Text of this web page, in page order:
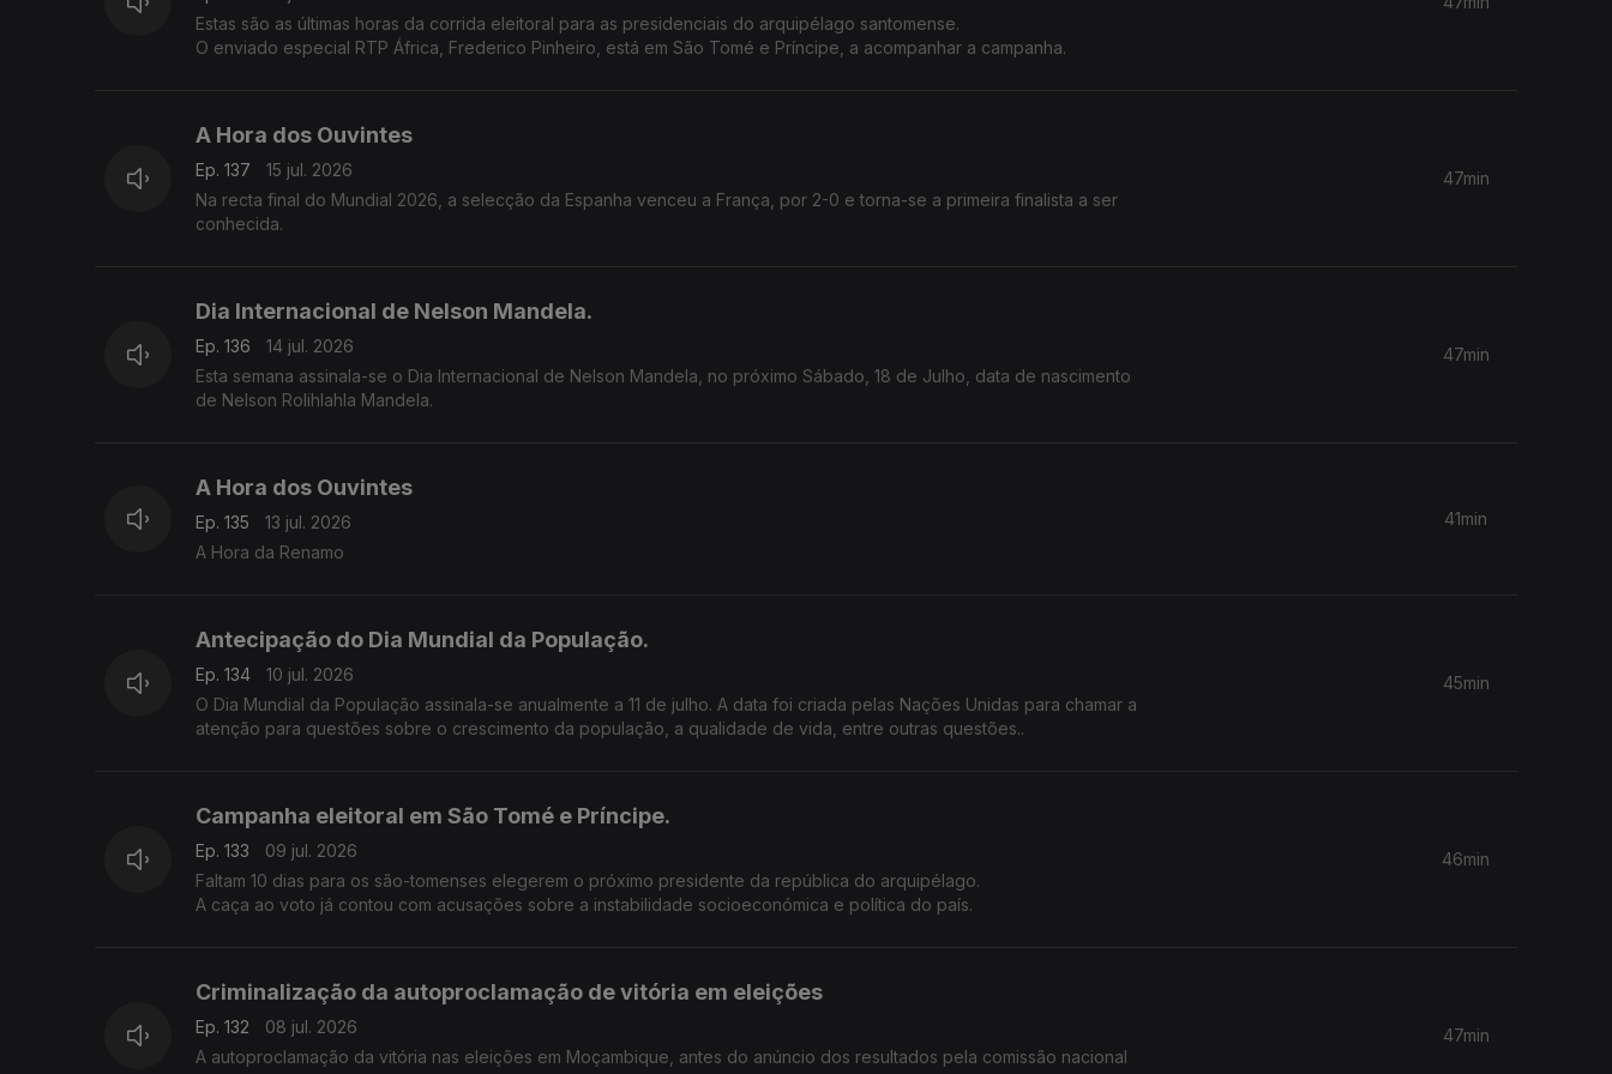
Estas são as últimas horas da corrida eleitoral para as presidenciais do arquipélago santomense.
O enviado especial RTP África, Frederico Pinheiro, está em São Tomé e Príncipe, a acompanhar a campanha.
A Hora dos Ouvintes
Ep. 137
15 jul. 2026
Na recta final do Mundial 2026, a selecção da Espanha venceu a França, por 2-0 e torna-se a primeira finalista a ser
conhecida.
47min
Dia Internacional de Nelson Mandela.
Ep. 136
14 jul. 2026
Esta semana assinala-se o Dia Internacional de Nelson Mandela, no próximo Sábado, 18 de Julho, data de nascimento
de Nelson Rolihlahla Mandela.
47min
A Hora dos Ouvintes
Ep. 135
13 jul. 2026
A Hora da Renamo
41min
Antecipação do Dia Mundial da População.
Ep. 134
10 jul. 2026
O Dia Mundial da População assinala-se anualmente a 11 de julho. A data foi criada pelas Nações Unidas para chamar a
atenção para questões sobre o crescimento da população, a qualidade de vida, entre outras questões..
45min
Campanha eleitoral em São Tomé e Príncipe.
Ep. 133
09 jul. 2026
Faltam 10 dias para os são-tomenses elegerem o próximo presidente da república do arquipélago.
A caça ao voto já contou com acusações sobre a instabilidade socioeconómica e política do país.
46min
Criminalização da autoproclamação de vitória em eleições
Ep. 132
08 jul. 2026
A autoproclamação da vitória nas eleições em Moçambique, antes do anúncio dos resultados pela comissão nacional
47min